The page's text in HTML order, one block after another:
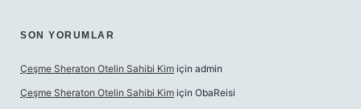
SON YORUMLAR
Çeşme Sheraton Otelin Sahibi Kim için admin
Çeşme Sheraton Otelin Sahibi Kim için ObaReisi